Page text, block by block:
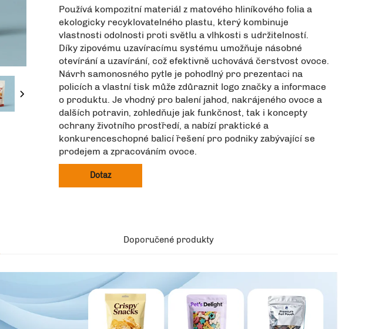
Používá kompozitní materiál z matového hliníkového folia a
ekologicky recyklovatelného plastu, který kombinuje
vlastnosti odolnosti proti světlu a vlhkosti s udržitelností.
Díky zipovému uzavíracímu systému umožňuje násobné
otevírání a uzavírání, což efektivně uchovává čerstvost ovoce.
Návrh samonosného pytle je pohodlný pro prezentaci na
policích a vlastní tisk může zdůraznit logo značky a informace
o produktu. Je vhodný pro balení jahod, nakrájeného ovoce a
dalších potravin, zohledňuje jak funkčnost, tak i koncepty
ochrany životního prostředí, a nabízí praktické a
konkurenceschopné balicí řešení pro podniky zabývající se
prodejem a zpracováním ovoce.
Dotaz
Doporučené produkty